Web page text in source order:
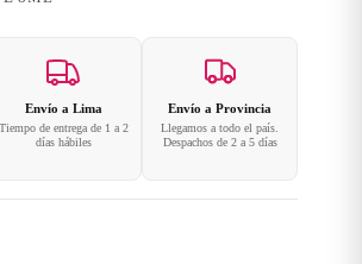
Envío a Lima
Tiempo de entrega de 1 a 2
días hábiles
Envío a Provincia
Llegamos a todo el país.
Despachos de 2 a 5 días